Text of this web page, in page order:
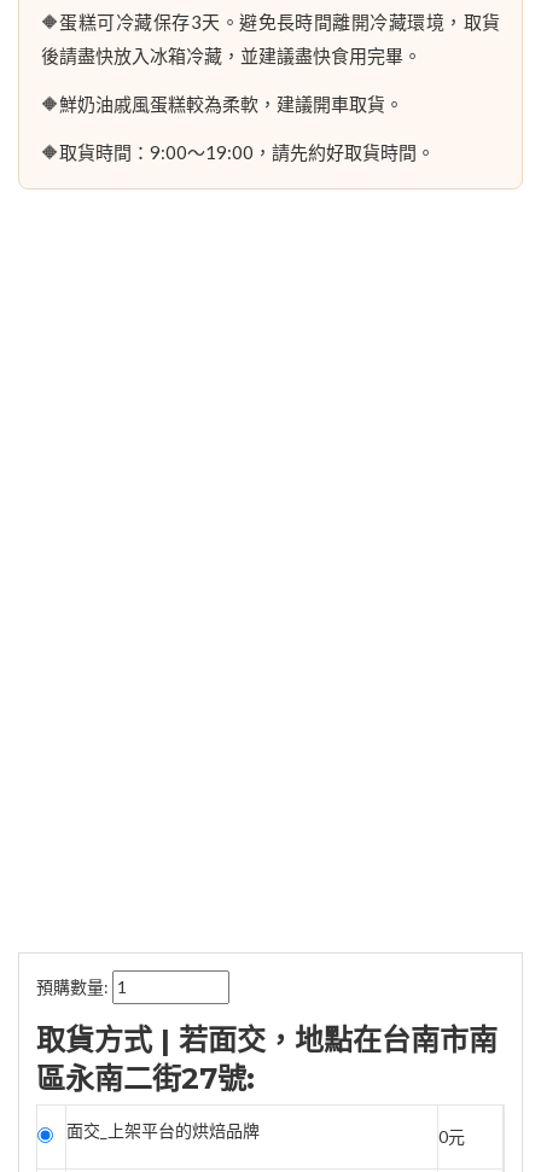
🔶蛋糕可冷藏保存3天。避免長時間離開冷藏環境，取貨
後請盡快放入冰箱冷藏，並建議盡快食用完畢。
🔶鮮奶油戚風蛋糕較為柔軟，建議開車取貨。
🔶取貨時間：9:00～19:00，請先約好取貨時間。
預購數量:
取貨方式 | 若面交，地點在台南市南
區永南二街27號:
面交_上架平台的烘焙品牌 0元